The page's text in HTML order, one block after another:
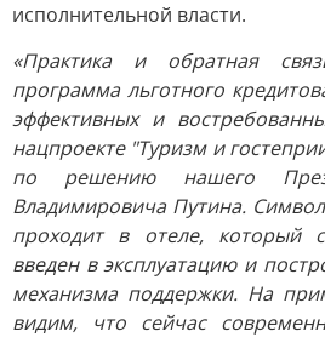
исполнительной власти.
«Практика и обратная
программа льготного
эффективных и
нацпроекте "Туризм и
по решению нашего
Владимировича Путина.
проходит в отеле, который
введен в эксплуатацию и
механизма поддержки. На
видим, что сейчас